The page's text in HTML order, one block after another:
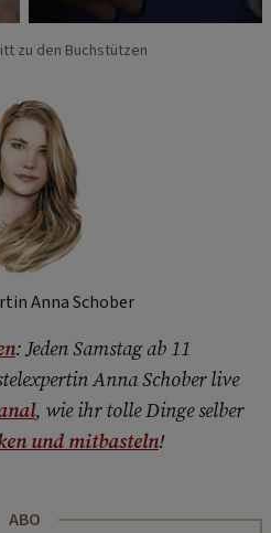
zu den Buchstützen
Anna Schober
: Jeden Samstag ab 11
Anna Schober live
, wie ihr tolle Dinge selber
und mitbasteln!
ABO